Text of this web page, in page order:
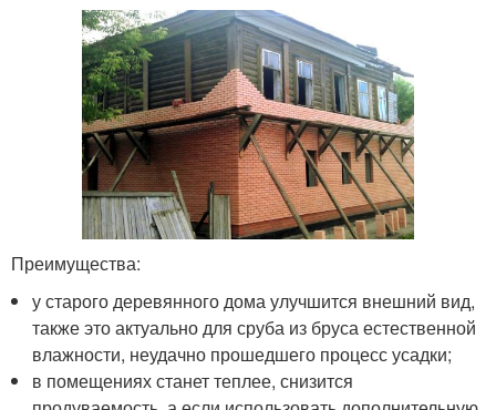
Преимущества:
у старого деревянного дома улучшится внешний вид,
также это актуально для сруба из бруса естественной
влажности, неудачно прошедшего процесс усадки;
в помещениях станет теплее, снизится